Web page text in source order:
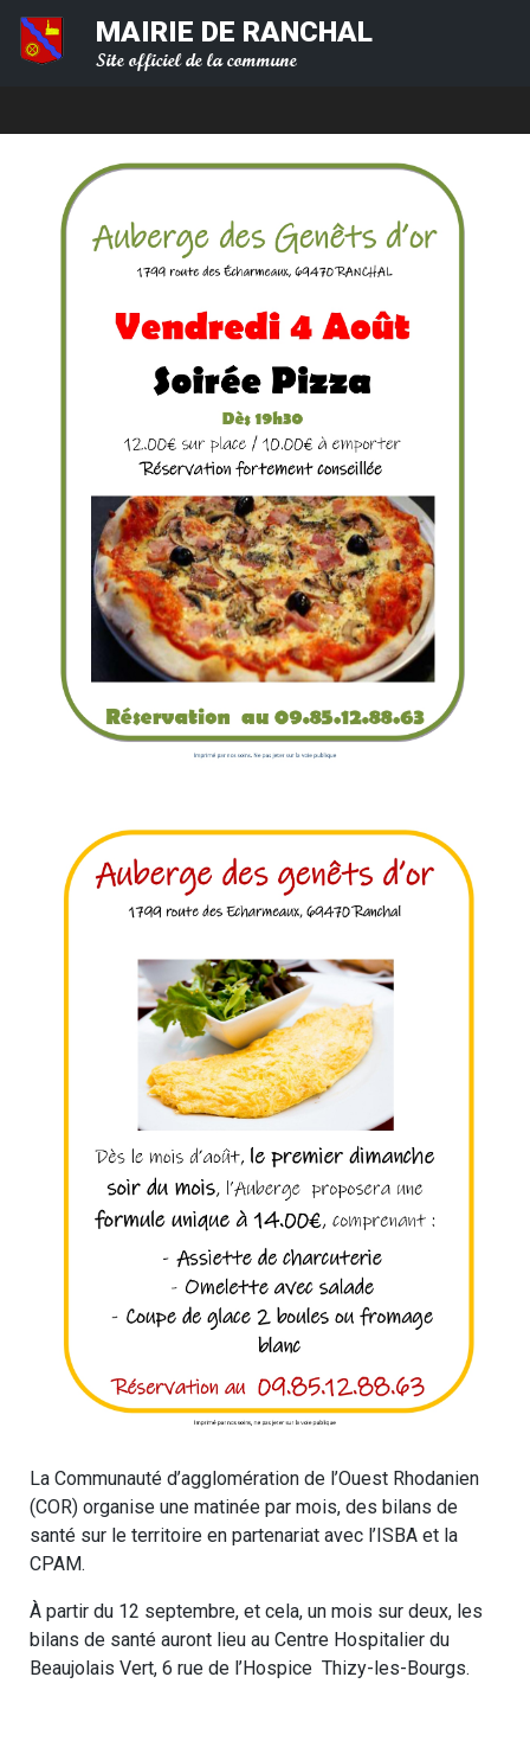
MAIRIE DE RANCHAL
Site officiel de la commune
La Communauté d’agglomération de l’Ouest Rhodanien
(COR) organise une matinée par mois, des bilans de
santé sur le territoire en partenariat avec l’ISBA et la
CPAM.
À partir du 12 septembre, et cela, un mois sur deux, les
bilans de santé auront lieu au Centre Hospitalier du
Beaujolais Vert, 6 rue de l’Hospice Thizy-les-Bourgs.